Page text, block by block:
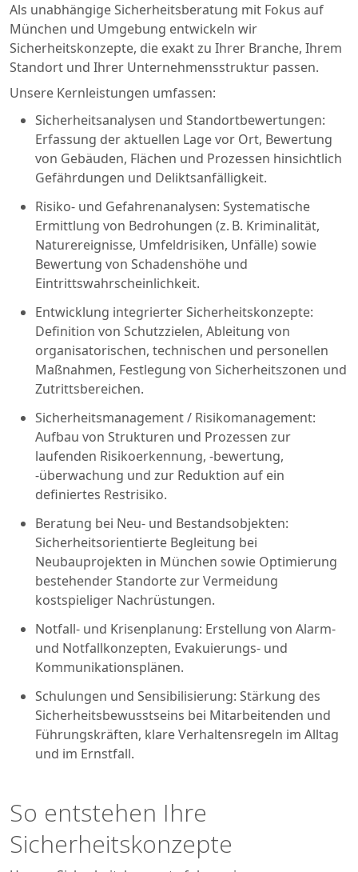
Als unabhängige Sicherheitsberatung mit Fokus auf
München und Umgebung entwickeln wir
Sicherheitskonzepte, die exakt zu Ihrer Branche, Ihrem
Standort und Ihrer Unternehmensstruktur passen.
Unsere Kernleistungen umfassen:
Sicherheitsanalysen und Standortbewertungen:
Erfassung der aktuellen Lage vor Ort, Bewertung
von Gebäuden, Flächen und Prozessen hinsichtlich
Gefährdungen und Deliktsanfälligkeit.
Risiko- und Gefahrenanalysen: Systematische
Ermittlung von Bedrohungen (z. B. Kriminalität,
Naturereignisse, Umfeldrisiken, Unfälle) sowie
Bewertung von Schadenshöhe und
Eintrittswahrscheinlichkeit.
Entwicklung integrierter Sicherheitskonzepte:
Definition von Schutzzielen, Ableitung von
organisatorischen, technischen und personellen
Maßnahmen, Festlegung von Sicherheitszonen und
Zutrittsbereichen.
Sicherheitsmanagement / Risikomanagement:
Aufbau von Strukturen und Prozessen zur
laufenden Risikoerkennung, -bewertung,
-überwachung und zur Reduktion auf ein
definiertes Restrisiko.
Beratung bei Neu- und Bestandsobjekten:
Sicherheitsorientierte Begleitung bei
Neubauprojekten in München sowie Optimierung
bestehender Standorte zur Vermeidung
kostspieliger Nachrüstungen.
Notfall- und Krisenplanung: Erstellung von Alarm-
und Notfallkonzepten, Evakuierungs- und
Kommunikationsplänen.
Schulungen und Sensibilisierung: Stärkung des
Sicherheitsbewusstseins bei Mitarbeitenden und
Führungskräften, klare Verhaltensregeln im Alltag
und im Ernstfall.
So entstehen Ihre
Sicherheitskonzepte